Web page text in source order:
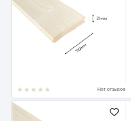
Нет отзывов